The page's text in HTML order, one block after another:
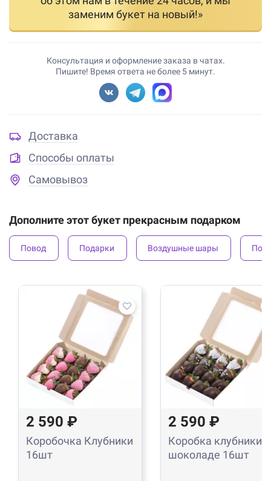
заменим букет на новый!»
Консультация и оформление заказа в чатах.
Пишите! Время ответа не более 5 минут.
Доставка
Способы оплаты
Самовывоз
Дополните этот букет прекрасным подарком
Повод Подарки Воздушные шары
2 590 ₽
Коробочка Клубники
16шт
2 590 ₽
Коробка клубники в
шоколаде 16шт